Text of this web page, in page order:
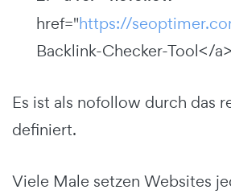
href="https://
Backlink-Checker-Tool</a>
Es ist als nofollow durch das
definiert.
Viele Male setzen Websites